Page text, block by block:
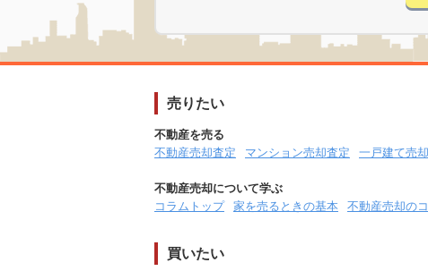
売りたい
不動産を売る
不動産売却査定
マンション売却査定 一戸建て売
不動産売却について学ぶ
コラムトップ
家を売るときの基本 不動産売却の
買いたい